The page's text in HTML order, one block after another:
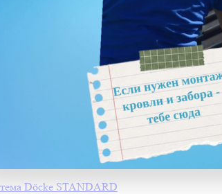
Döcke STANDARD